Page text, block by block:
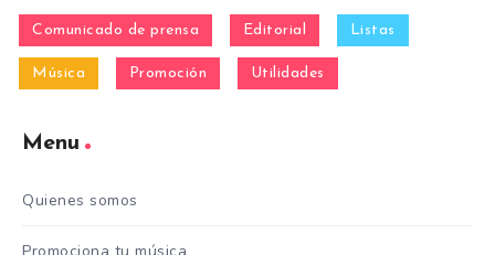
Comunicado de prensa Editorial Listas
Música Promoción Utilidades
Menu
Quienes somos